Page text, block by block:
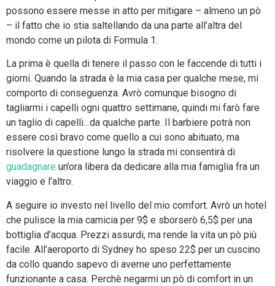
possono essere messe in atto per mitigare – almeno un pò
– il fatto che io stia saltellando da una parte all’altra del
mondo come un pilota di Formula 1.
La prima è quella di tenere il passo con le faccende di tutti i
giorni. Quando la strada è la mia casa per qualche mese, mi
comporto di conseguenza. Avrò comunque bisogno di
tagliarmi i capelli ogni quattro settimane, quindi mi farò fare
un taglio di capelli…da qualche parte. Il barbiere potrà non
essere così bravo come quello a cui sono abituato, ma
risolvere la questione lungo la strada mi consentirà di
guadagnare un’ora libera da dedicare alla mia famiglia fra un
viaggio e l’altro.
A seguire io investo nel livello del mio comfort. Avrò un hotel
che pulisce la mia camicia per 9$ e sborserò 6,5$ per una
bottiglia d’acqua. Prezzi assurdi, ma rende la vita un pò più
facile. All’aeroporto di Sydney ho speso 22$ per un cuscino
da collo quando sapevo di averne uno perfettamente
funzionante a casa. Perchè negarmi un pò di comfort in un